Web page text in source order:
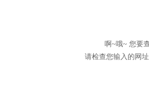
啊~哦~ 您要
请检查您输入的网